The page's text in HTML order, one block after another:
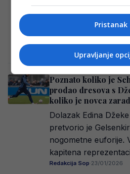
sezonu 2025/2026
„Manijakalnost“,
savremeni dizajn…
Poznato koliko je
prodao dresova s
koliko je novca
Dolazak Edina
pretvorio je
nogometne euforije.
kapitena
Redakcija Sop·23/01/2026
Pristanak
Upravljanje